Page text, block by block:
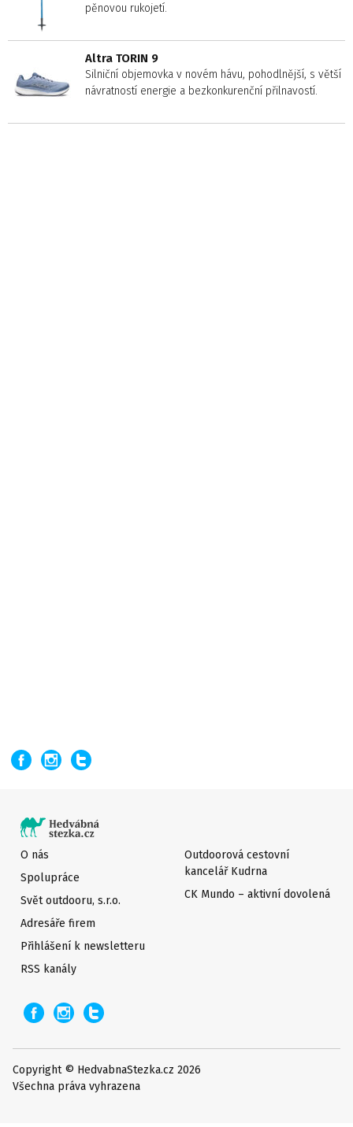
pěnovou rukojetí.
Altra TORIN 9
Silniční objemovka v novém hávu, pohodlnější, s větší
návratností energie a bezkonkurenční přilnavostí.
O nás
Spolupráce
Svět outdooru, s.r.o.
Adresáře firem
Přihlášení k newsletteru
Outdoorová cestovní
kancelář Kudrna
CK Mundo – aktivní dovolená
RSS kanály
Copyright © HedvabnaStezka.cz 2026
Všechna práva vyhrazena